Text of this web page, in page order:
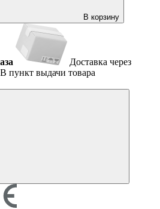
В корзину
Доставка через
В пункт выдачи товара